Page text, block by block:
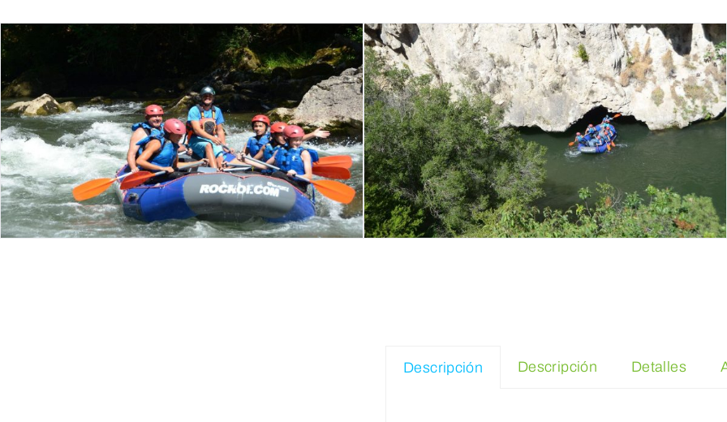
Descripción Descripción Detalles